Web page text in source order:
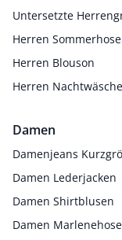
Untersetzte
Herren
Herren Blouson
Herren Nachtwäsche
Damen
Damenjeans
Damen Lederjacken
Damen Shirtblusen
Damen